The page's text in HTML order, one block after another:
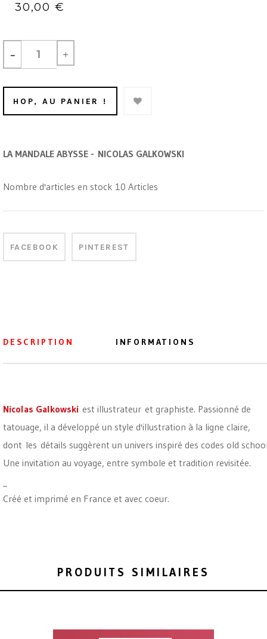
30,00 €
- +
HOP, AU PANIER !
LA MANDALE ABYSSE - NICOLAS GALKOWSKI
Nombre d'articles en stock 10 Articles
FACEBOOK PINTEREST
DESCRIPTION INFORMATIONS
Nicolas Galkowski est illustrateur et graphiste. Passionné de
tatouage, il a développé un style d'illustration à la ligne claire,
dont les détails suggèrent un univers inspiré des codes old
Une invitation au voyage, entre symbole et tradition revisitée.
Créé et imprimé en France et avec coeur.
PRODUITS SIMILAIRES